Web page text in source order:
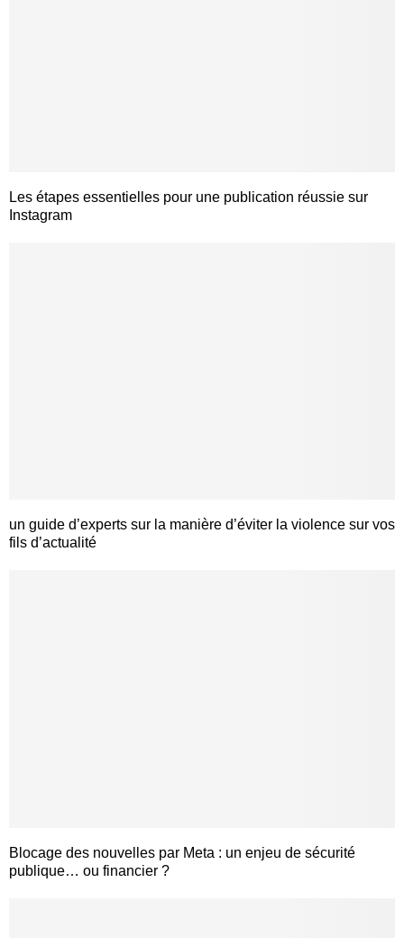
Les étapes essentielles pour une publication réussie sur
Instagram
un guide d’experts sur la manière d’éviter la violence sur vos
fils d’actualité
Blocage des nouvelles par Meta : un enjeu de sécurité
publique… ou financier ?